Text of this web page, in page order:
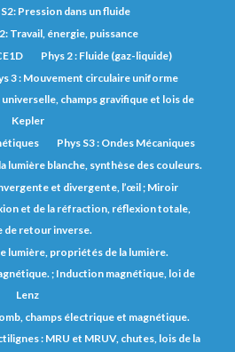
Pression dans un fluide
Travail, énergie, puissance
Phys 2 : Fluide (gaz-liquide)
3 : Mouvement circulaire uniforme
universelle, champs gravifique et lois de
Kepler
Phys S3 : Ondes Mécaniques
lumière blanche, synthèse des couleurs.
et divergente, l’œil ; Miroir
et de la réfraction, réflexion totale,
de retour inverse.
lumière, propriétés de la lumière.
; Induction magnétique, loi de
Lenz
champs électrique et magnétique.
: MRU et MRUV, chutes, lois de la